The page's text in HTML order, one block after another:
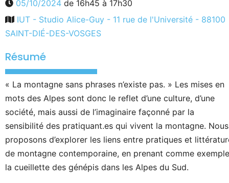
05/10/2024 de 16h45 à 17h30
IUT - Studio Alice-Guy - 11 rue de l'Université - 88100
SAINT-DIÉ-DES-VOSGES
Résumé
« La montagne sans phrases n’existe pas. » Les mises en
mots des Alpes sont donc le reflet d’une culture, d’une
société, mais aussi de l’imaginaire façonné par la
sensibilité des pratiquant.es qui vivent la montagne. Nous
proposons d’explorer les liens entre pratiques et
de montagne contemporaine, en prenant comme exemple
la cueillette des génépis dans les Alpes du Sud.